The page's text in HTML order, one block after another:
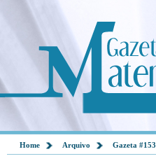
Home Arquivo Gazeta #153